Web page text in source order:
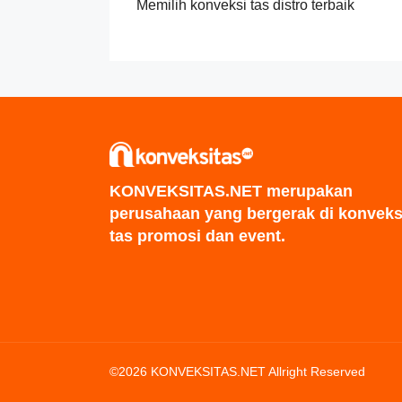
Memilih konveksi tas distro terbaik
KONVEKSITAS.NET merupakan
perusahaan yang bergerak di
tas promosi dan event.
©2026 KONVEKSITAS.NET Allright Reserved